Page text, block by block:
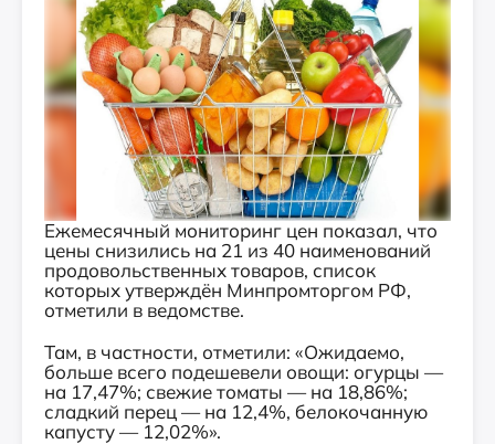
Ежемесячный мониторинг цен показал, что
цены снизились на 21 из 40 наименований
продовольственных товаров, список
которых утверждён Минпромторгом РФ,
отметили в ведомстве.
Там, в частности, отметили: «Ожидаемо,
больше всего подешевели овощи: огурцы —
на 17,47%; свежие томаты — на 18,86%;
сладкий перец — на 12,4%, белокочанную
капусту — 12,02%».